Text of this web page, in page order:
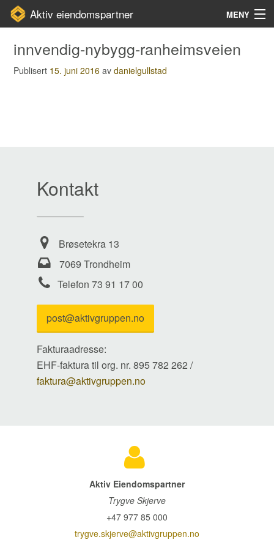
Aktiv eiendomspartner MENY
Prosjekter
innholdet
skriftinnvendig-nybygg-ranheimsveien
Publisert 15. juni 2016 avdanielgullstad
Kontakt
Brøsetekra 13
7069 Trondheim
Telefon 73 91 17 00
post@aktivgruppen.no
Fakturaadresse:
EHF-faktura til org. nr. 895 782 262 /
faktura@aktivgruppen.no
Aktiv Eiendomspartner
Trygve Skjerve
+47 977 85 000
trygve.skjerve@aktivgruppen.no